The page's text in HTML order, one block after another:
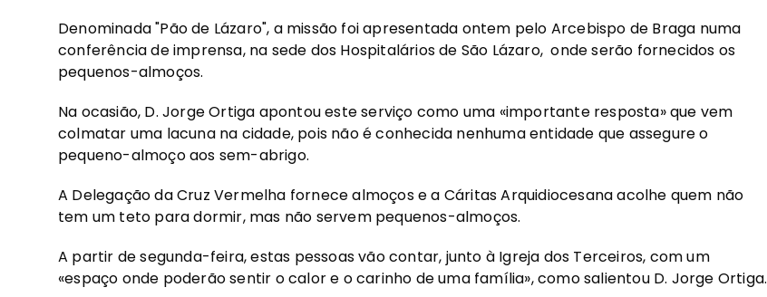
Denominada "Pão de Lázaro", a missão foi apresentada ontem pelo Arcebispo de Braga numa
conferência de imprensa, na sede dos Hospitalários de São Lázaro, onde serão fornecidos os
pequenos-almoços.
Na ocasião, D. Jorge Ortiga apontou este serviço como uma «importante resposta» que vem
colmatar uma lacuna na cidade, pois não é conhecida nenhuma entidade que assegure o
pequeno-almoço aos sem-abrigo.
A Delegação da Cruz Vermelha fornece almoços e a Cáritas Arquidiocesana acolhe quem não
tem um teto para dormir, mas não servem pequenos-almoços.
A partir de segunda-feira, estas pessoas vão contar, junto à Igreja dos Terceiros, com um
«espaço onde poderão sentir o calor e o carinho de uma família», como salientou D. Jorge Ortiga.